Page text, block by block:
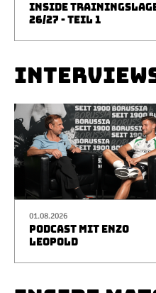
INSIDE
26/27 - TEIL 1
01.08.2026
PODCAST MIT ENZO
LEOPOLD